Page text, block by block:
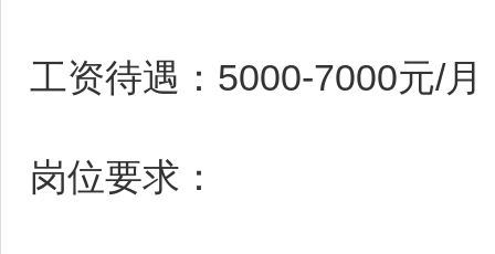
工资待遇：5000-7000元/月
岗位要求：